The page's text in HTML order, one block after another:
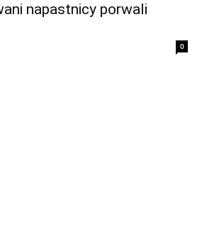
napastnicy porwali
0